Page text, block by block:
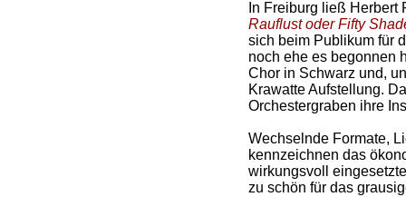
In Freiburg ließ Herbert
Rauflust oder Fifty
sich beim Publikum für
noch ehe es begonnen
Chor in Schwarz und,
Krawatte Aufstellung.
Orchestergraben ihre
Wechselnde Formate,
kennzeichnen das
wirkungsvoll
zu schön für das